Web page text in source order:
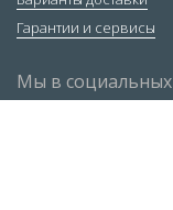
Гарантии и сервисы
Мы в социальных
сетях